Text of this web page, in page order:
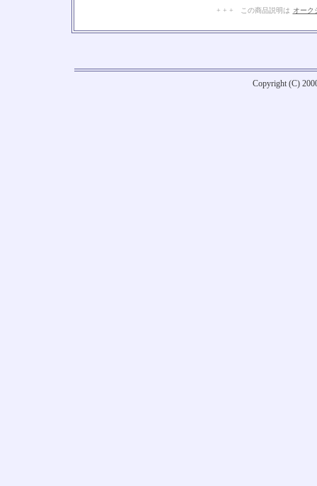
+ + + この商品説明は オーク
Copyright (C)